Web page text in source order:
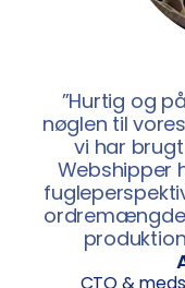
”Hurtig og
nøglen til
vi har
Webshipper
ordremængde